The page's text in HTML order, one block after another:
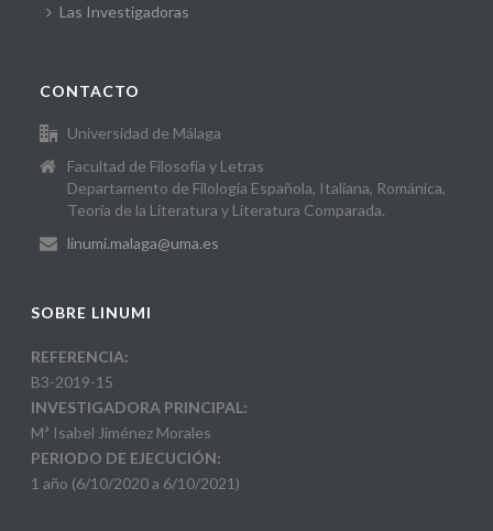
Las Investigadoras
CONTACTO
Universidad de Málaga
Facultad de Filosofía y Letras
Departamento de Filología Española, Italiana, Románica,
Teoría de la Literatura y Literatura Comparada.
linumi.malaga@uma.es
SOBRE LINUMI
REFERENCIA:
B3-2019-15
INVESTIGADORA PRINCIPAL:
Mª Isabel Jiménez Morales
PERIODO DE EJECUCIÓN:
1 año (6/10/2020 a 6/10/2021)